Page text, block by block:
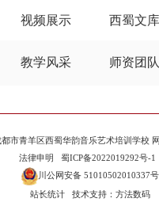
视频展示 西蜀文库
教学风采 师资团队
都市青羊区西蜀华韵音乐艺术培训学校
法律申明
蜀ICP备2022019292号-1
川公网安备 51010502010337号
站长统计技术支持：方法数码